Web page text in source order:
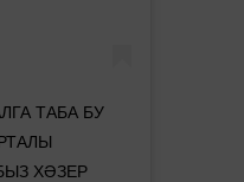
ТАБА БУ
ХӘЗЕР